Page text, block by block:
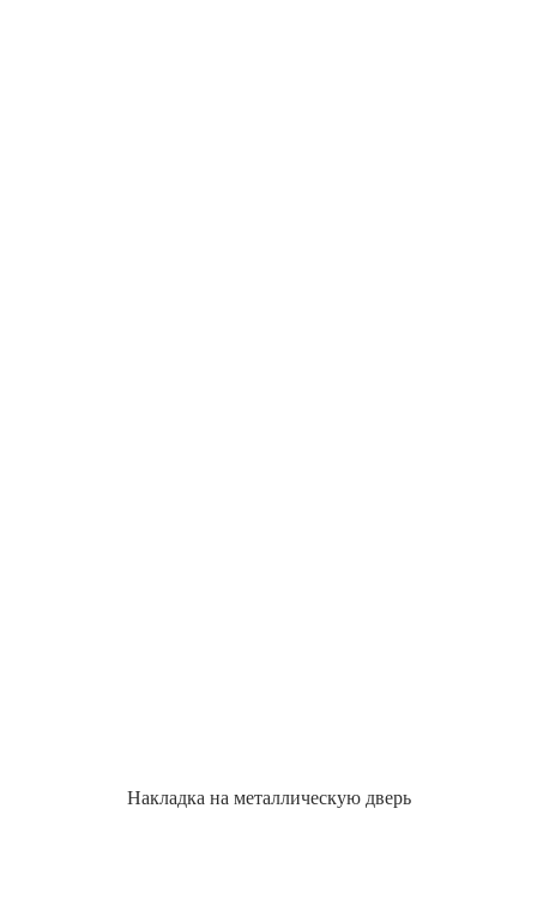
Накладка на металлическую дверь